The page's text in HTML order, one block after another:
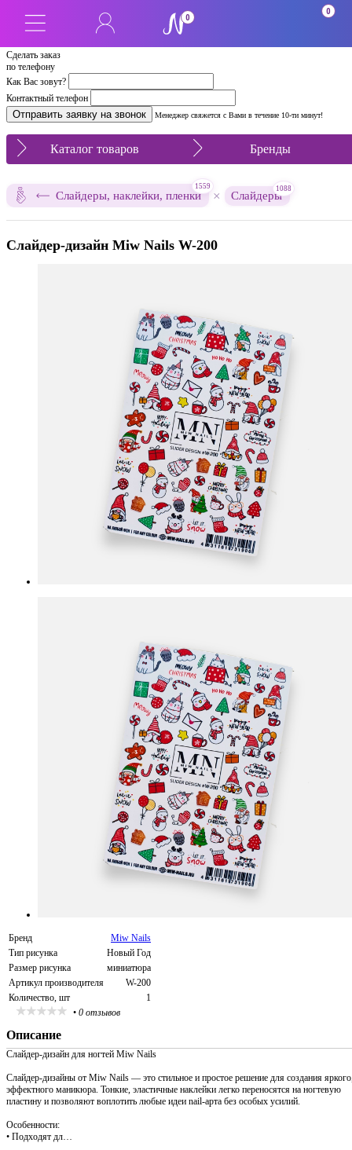
Сделать заказ
по телефону
Как Вас зовут?
Контактный телефон
Менеджер свяжется с Вами в течение 10-ти минут!
0
0
Каталог товаров Бренды
Слайдеры, наклейки, пленки
1559
× Слайдеры
1088
Слайдер-дизайн Miw Nails W-200
Бренд
Miw Nails
Тип рисунка
Новый Год
Размер рисунка
миниатюра
Артикул производителя
W-200
Количество, шт
1
• 0 отзывов
Описание
Слайдер-дизайн для ногтей Miw Nails
Слайдер-дизайны от Miw Nails — это стильное и простое решение для создания
эффектного маникюра. Тонкие, эластичные наклейки легко переносятся на ногтевую
пластину и позволяют воплотить любые идеи nail-арта без особых усилий.
Особенности:
• Подходят дл…